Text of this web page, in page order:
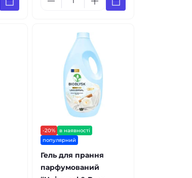
-20%
в наявності
популярний
Гель для прання
парфумований